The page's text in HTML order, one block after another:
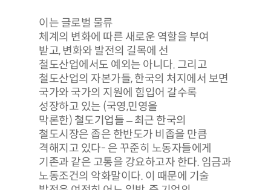
이는 글로벌 물류
체계의 변화에 따른 새로운 역할을 부여
받고, 변화와 발전의 길목에 선
철도산업에서도 예외는 아니다. 그리고
철도산업의 자본가들, 한국의 처지에서 보면
국가와 국가의 지원에 힘입어 갈수록
성장하고 있는 (국영,민영을
막론한) 철도기업들 – 최근 한국의
철도시장은 좁은 한반도가 비좁을 만큼
격해지고 있다- 은 꾸준히 노동자들에게
기존과 같은 고통을 강요하고자 한다. 임금과
노동조건의 악화말이다. 이 때문에 기술